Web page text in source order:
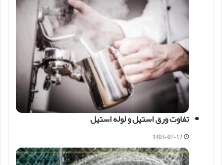
تفاوت ورق استیل و لوله استیل
1403-07-12